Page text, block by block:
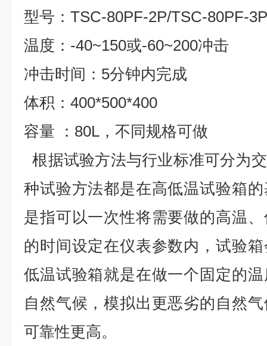
型号：TSC-80PF-2P/TSC-80PF-3P
温度：-40~150或-60~200冲击
冲击时间：5分钟内完成
体积：400*500*400
容量 ：80L，不同规格可做
根据试验方法与行业标准可分为
种试验方法都是在高低温试验箱
是指可以一次性将需要做的高温
的时间设定在仪表参数内，试验
低温试验箱就是在做一个固定的
自然气候，模拟出更恶劣的自然
可靠性更高。